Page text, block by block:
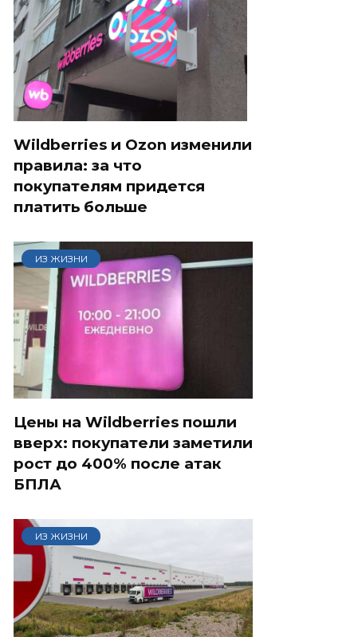
Wildberries и Ozon изменили
правила: за что
покупателям придется
платить больше
ИЗ ЖИЗНИ
Цены на Wildberries пошли
вверх: покупатели заметили
рост до 400% после атак
БПЛА
ИЗ ЖИЗНИ